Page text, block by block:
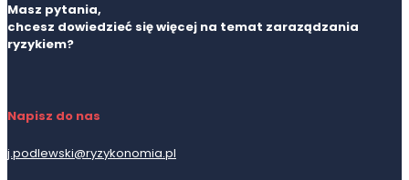
Masz pytania,
chcesz dowiedzieć się więcej na temat zaraządzania
ryzykiem?
Napisz do nas
j.podlewski@ryzykonomia.pl